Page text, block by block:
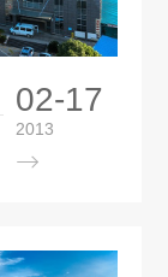
02-17
2013